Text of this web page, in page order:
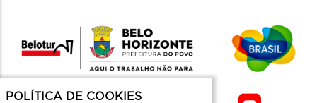
POLÍTICA DE COOKIES